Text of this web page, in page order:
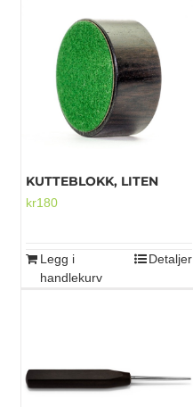
KUTTEBLOKK, LITEN
kr180
Legg i
handlekurv
Detaljer